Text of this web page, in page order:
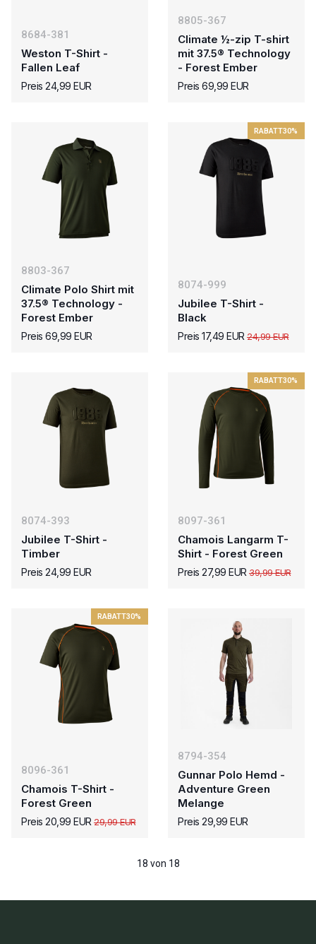
8684-381
Weston T-Shirt -
Fallen Leaf
Preis 24,99 EUR
8805-367
Climate ½-zip T-shirt
mit 37.5® Technology
- Forest Ember
Preis 69,99 EUR
8803-367
Climate Polo Shirt mit
37.5® Technology -
Forest Ember
Preis 69,99 EUR
RABATT30%
8074-999
Jubilee T-Shirt -
Black
Preis 17,49 EUR 24,99 EUR
8074-393
Jubilee T-Shirt -
Timber
Preis 24,99 EUR
RABATT30%
8097-361
Chamois Langarm T-
Shirt - Forest Green
Preis 27,99 EUR 39,99 EUR
RABATT30%
8096-361
Chamois T-Shirt -
Forest Green
Preis 20,99 EUR 29,99 EUR
8794-354
Gunnar Polo Hemd -
Adventure Green
Melange
Preis 29,99 EUR
18 von 18